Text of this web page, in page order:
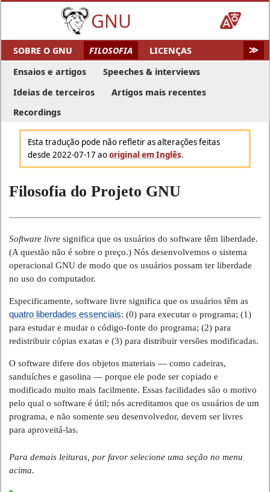
GNU
SOBRE O GNU FILOSOFIA
LICENÇAS
EDUCAÇÃO
SOFTWARE DISTROS
DOC
MALWARE
AJUDE O GNU
AUDIO & VIDEO
ARTE DO GNU
DIRETÓRIO DE SOFTWARE
HARDWARE
MAPA DO SITE
Ensaios e artigos
Speeches & interviews
Ideias de terceiros
Artigos mais recentes
Recordings
Esta tradução pode não refletir as alterações feitas
desde 2022-07-17aooriginal em Inglês.
Filosofia do Projeto GNU
Software livresignifica que os usuários do software têm liberdade.
(A questão não é sobre o preço.) Nós desenvolvemos o sistema
operacional GNU de modo que os usuários possam ter liberdade
no uso do computador.
Especificamente, software livre significa que os usuários têm as
quatro liberdades essenciais: (0) para executar o programa; (1)
para estudar e mudar o código-fonte do programa; (2) para
redistribuir cópias exatas e (3) para distribuir versões modificadas.
O software difere dos objetos materiais — como cadeiras,
sanduíches e gasolina — porque ele pode ser copiado e
modificado muito mais facilmente. Essas facilidades são o motivo
pelo qual o software é útil; nós acreditamos que os usuários de um
programa, e não somente seu desenvolvedor, devem ser livres
para aproveitá-las.
Para demais leituras, por favor selecione uma seção no menu
acima.